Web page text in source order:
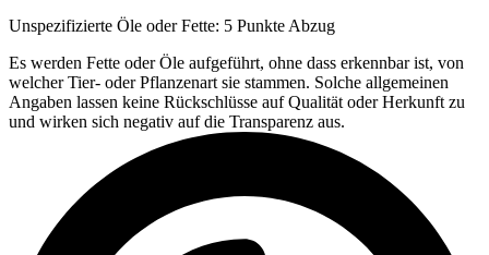
Unspezifizierte Öle oder Fette: 5 Punkte Abzug
Es werden Fette oder Öle aufgeführt, ohne dass erkennbar ist, von
welcher Tier- oder Pflanzenart sie stammen. Solche allgemeinen
Angaben lassen keine Rückschlüsse auf Qualität oder Herkunft zu
und wirken sich negativ auf die Transparenz aus.